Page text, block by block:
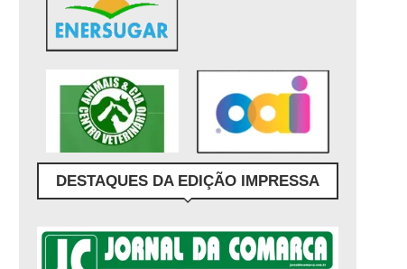
DESTAQUES DA EDIÇÃO IMPRESSA